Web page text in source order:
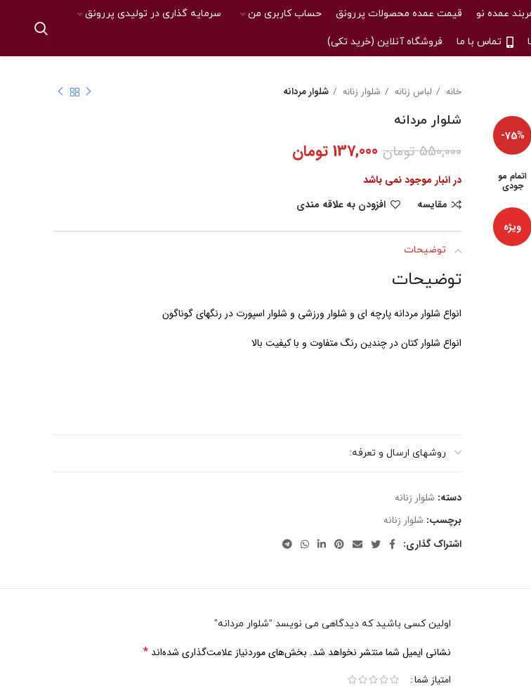
عمده نو قیمت عمده محصولات پررونق حساب کاربری من سرمایه گذاری در تولیدی پررونق
تماس با ما فروشگاه آنلاین (خرید تکی)
-75%
اتمام مو
جودی
ویژه
خانه لباس زنانه شلوار زنانه شلوار مردانه
شلوار مردانه
550,000 تومان 137,000 تومان
در انبار موجود نمی باشد
مقایسه
افزودن به علاقه مندی
توضیحات
توضیحات
انواع شلوار مردانه پارچه ای و شلوار ورزشی و شلوار اسپورت در رنگهای گوناگون
انواع شلوار کتان در چندین رنگ متفاوت و با کیفیت بالا
روشهای ارسال و تعرفه:
دسته: شلوار زنانه
برچسب: شلوار زنانه
اشتراک گذاری:
اولین کسی باشید که دیدگاهی می نویسد “شلوار مردانه”
نشانی ایمیل شما منتشر نخواهد شد. بخش‌های موردنیاز علامت‌گذاری شده‌اند *
امتیاز شما